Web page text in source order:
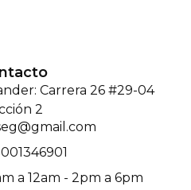
Carrera 26 #29-04
2
a 12am - 2pm a 6pm